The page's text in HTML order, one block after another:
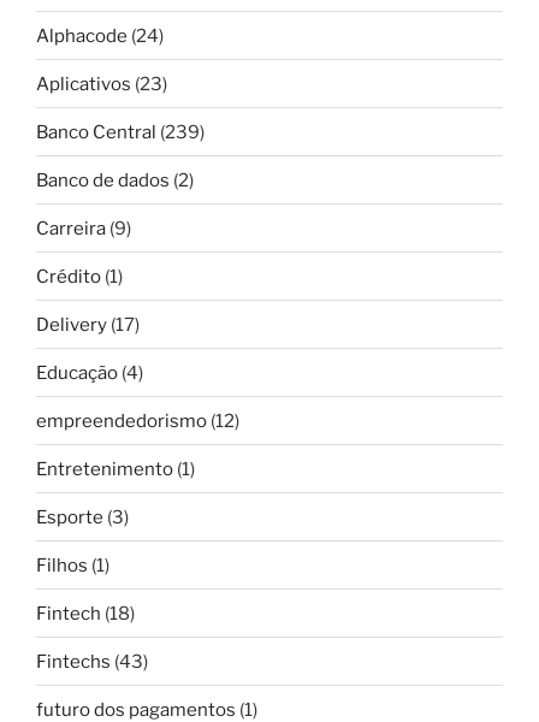
Alphacode (24)
Aplicativos (23)
Banco Central (239)
Banco de dados (2)
Carreira (9)
Crédito (1)
Delivery (17)
Educação (4)
empreendedorismo (12)
Entretenimento (1)
Esporte (3)
Filhos (1)
Fintech (18)
Fintechs (43)
futuro dos pagamentos (1)